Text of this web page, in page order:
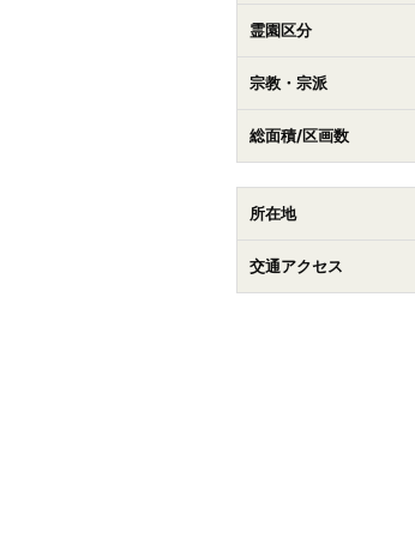
霊園区分
宗教・宗派
総面積/区画数
所在地
交通アクセス